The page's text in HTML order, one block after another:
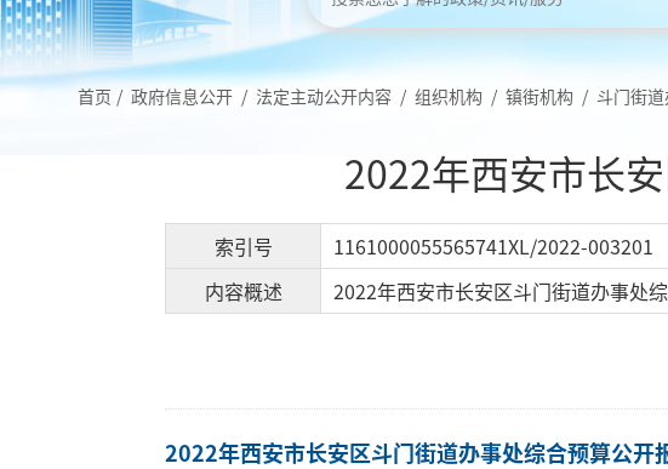
首页 / 政府信息公开 / 法定主动公开内容 / 组织机构 / 镇街机构 / 斗门街
2022年西安市长
索引号 1161000055565741XL/2022-003201
内容概述
2022年西安市长安区斗门街道办事处
2022年西安市长安区斗门街道办事处综合预算公